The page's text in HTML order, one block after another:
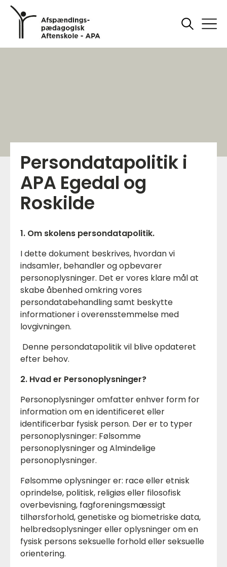
Persondatapolitik i
APA Egedal og
Roskilde
1. Om skolens persondatapolitik.
I dette dokument beskrives, hvordan vi
indsamler, behandler og opbevarer
personoplysninger. Det er vores klare mål at
skabe åbenhed omkring vores
persondatabehandling samt beskytte
informationer i overensstemmelse med
lovgivningen.
Denne persondatapolitik vil blive opdateret
efter behov.
2. Hvad er Personoplysninger?
Personoplysninger omfatter enhver form for
information om en identificeret eller
identificerbar fysisk person. Der er to typer
personoplysninger: Følsomme
personoplysninger og Almindelige
personoplysninger.
Følsomme oplysninger er: race eller etnisk
oprindelse, politisk, religiøs eller filosofisk
overbevisning, fagforeningsmæssigt
tilhørsforhold, genetiske og biometriske data,
helbredsoplysninger eller oplysninger om en
fysisk persons seksuelle forhold eller seksuelle
orientering.